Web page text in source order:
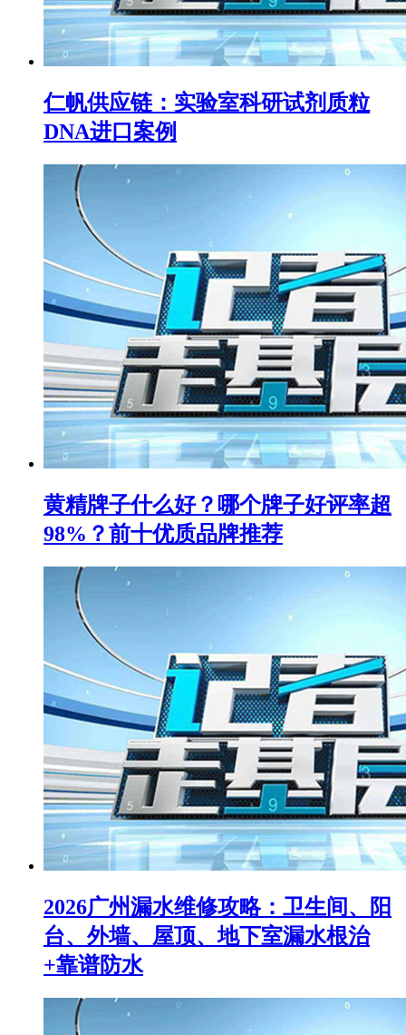
仁帆供应链：实验室科研试剂质粒
DNA进口案例
黄精牌子什么好？哪个牌子好评率超
98%？前十优质品牌推荐
2026广州漏水维修攻略：卫生间、阳
台、外墙、屋顶、地下室漏水根治
+靠谱防水